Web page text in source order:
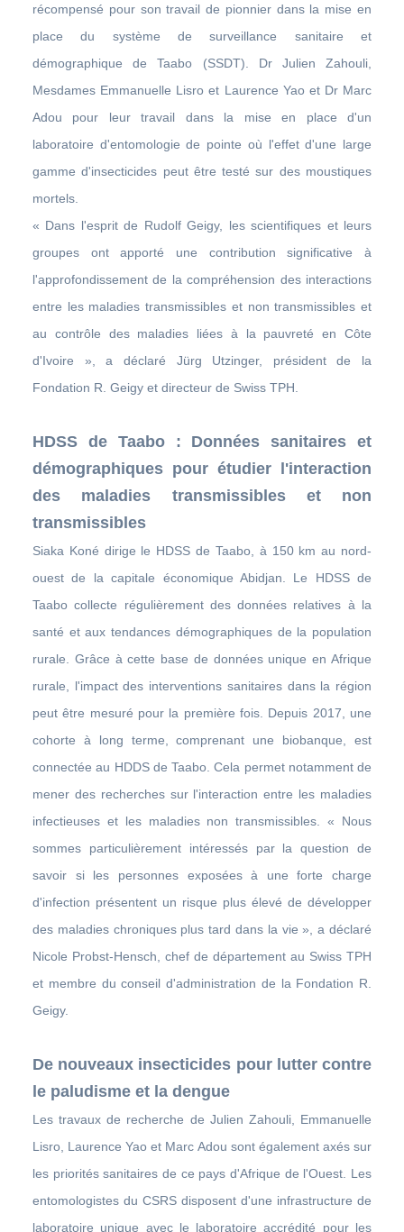
récompensé pour son travail de pionnier dans la mise en
place du système de surveillance sanitaire et
démographique de Taabo (SSDT). Dr Julien Zahouli,
Mesdames Emmanuelle Lisro et Laurence Yao et Dr Marc
Adou pour leur travail dans la mise en place d'un
laboratoire d'entomologie de pointe où l'effet d'une large
gamme d'insecticides peut être testé sur des moustiques
mortels.
« Dans l'esprit de Rudolf Geigy, les scientifiques et leurs
groupes ont apporté une contribution significative à
l'approfondissement de la compréhension des interactions
entre les maladies transmissibles et non transmissibles et
au contrôle des maladies liées à la pauvreté en Côte
d'Ivoire », a déclaré Jürg Utzinger, président de la
Fondation R. Geigy et directeur de Swiss TPH.
HDSS de Taabo : Données sanitaires et
démographiques pour étudier l'interaction
des maladies transmissibles et non
transmissibles
Siaka Koné dirige le HDSS de Taabo, à 150 km au nord-
ouest de la capitale économique Abidjan. Le HDSS de
Taabo collecte régulièrement des données relatives à la
santé et aux tendances démographiques de la population
rurale. Grâce à cette base de données unique en Afrique
rurale, l'impact des interventions sanitaires dans la région
peut être mesuré pour la première fois. Depuis 2017, une
cohorte à long terme, comprenant une biobanque, est
connectée au HDDS de Taabo. Cela permet notamment de
mener des recherches sur l'interaction entre les maladies
infectieuses et les maladies non transmissibles. « Nous
sommes particulièrement intéressés par la question de
savoir si les personnes exposées à une forte charge
d'infection présentent un risque plus élevé de développer
des maladies chroniques plus tard dans la vie », a déclaré
Nicole Probst-Hensch, chef de département au Swiss TPH
et membre du conseil d'administration de la Fondation R.
Geigy.
De nouveaux insecticides pour lutter contre
le paludisme et la dengue
Les travaux de recherche de Julien Zahouli, Emmanuelle
Lisro, Laurence Yao et Marc Adou sont également axés sur
les priorités sanitaires de ce pays d'Afrique de l'Ouest. Les
entomologistes du CSRS disposent d'une infrastructure de
laboratoire unique avec le laboratoire accrédité pour les